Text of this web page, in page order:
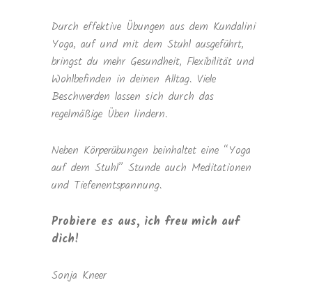
Durch effektive Übungen aus dem Kundalini
Yoga, auf und mit dem Stuhl ausgeführt,
bringst du mehr Gesundheit, Flexibilität und
Wohlbefinden in deinen Alltag. Viele
Beschwerden lassen sich durch das
regelmäßige Üben lindern.
Neben Körperübungen beinhaltet eine “Yoga
auf dem Stuhl” Stunde auch Meditationen
und Tiefenentspannung.
Probiere es aus, ich freu mich auf
dich!
Sonja Kneer